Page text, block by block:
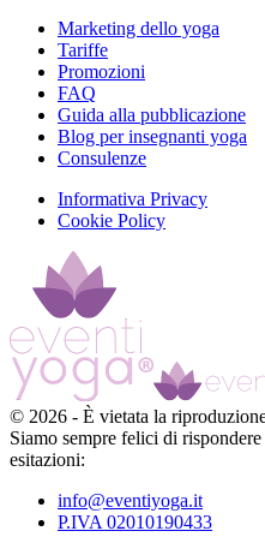
Marketing dello yoga
Tariffe
Promozioni
FAQ
Guida alla pubblicazione
Blog per insegnanti yoga
Consulenze
Informativa Privacy
Cookie Policy
© 2026 - È vietata la
Siamo sempre felici di
esitazioni:
info@eventiyoga.it
P.IVA 02010190433